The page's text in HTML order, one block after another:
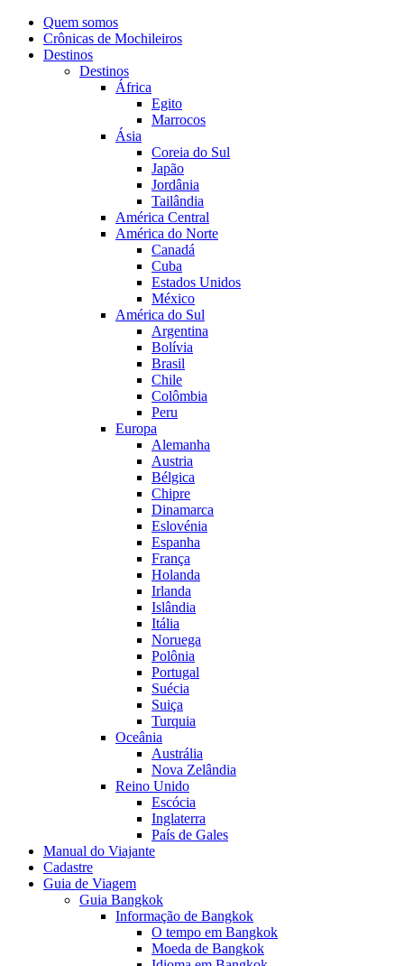
Quem somos
Crônicas de Mochileiros
Destinos
Destinos
África
Egito
Marrocos
Ásia
Coreia do Sul
Japão
Jordânia
Tailândia
América Central
América do Norte
Canadá
Cuba
Estados Unidos
México
América do Sul
Argentina
Bolívia
Brasil
Chile
Colômbia
Peru
Europa
Alemanha
Austria
Bélgica
Chipre
Dinamarca
Eslovénia
Espanha
França
Holanda
Irlanda
Islândia
Itália
Noruega
Polônia
Portugal
Suécia
Suiça
Turquia
Oceânia
Austrália
Nova Zelândia
Reino Unido
Escócia
Inglaterra
País de Gales
Manual do Viajante
Cadastre
Guia de Viagem
Guia Bangkok
Informação de Bangkok
O tempo em Bangkok
Moeda de Bangkok